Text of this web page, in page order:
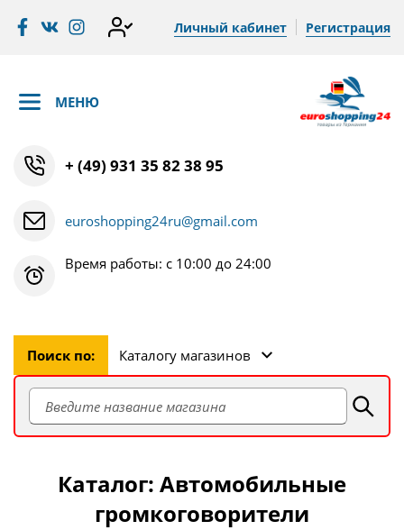
Личный кабинет Регистрация
МЕНЮ
+ (49) 931 35 82 38 95
euroshopping24ru@gmail.com
Время работы: с 10:00 до 24:00
Поиск по: Каталогу магазинов
Каталог: Автомобильные
громкоговорители